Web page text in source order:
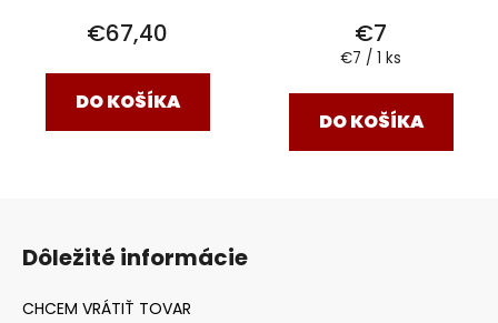
€67,40
DO KOŠÍKA
€7
Jednotková
€7 / 1 ks
DO KOŠÍKA
Dôležité informácie